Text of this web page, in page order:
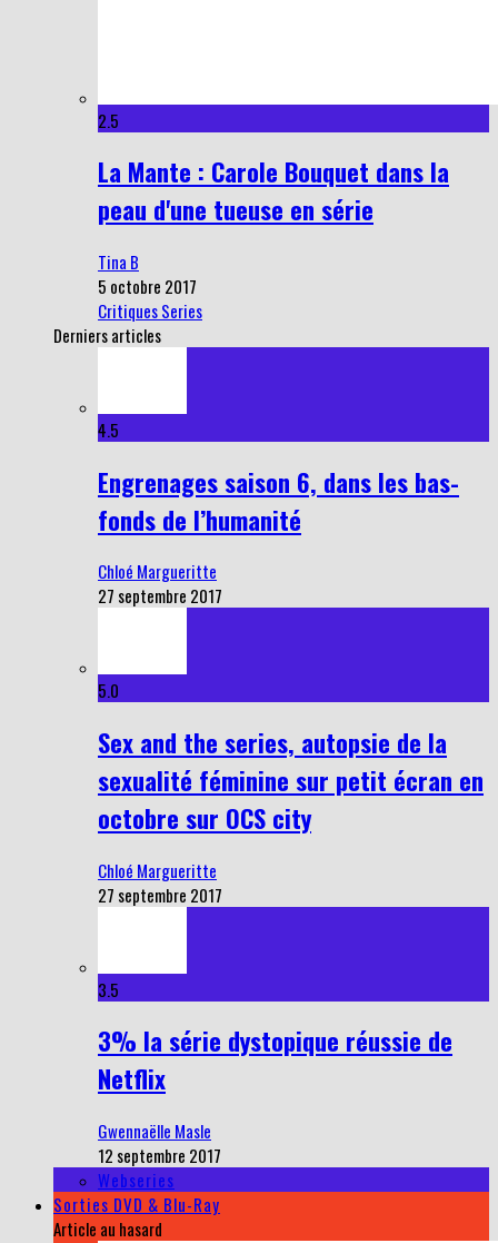
2.5
La Mante : Carole Bouquet dans la
peau d'une tueuse en série
Tina B
5 octobre 2017
Critiques Series
Derniers articles
4.5
Engrenages saison 6, dans les bas-
fonds de l’humanité
Chloé Margueritte
27 septembre 2017
5.0
Sex and the series, autopsie de la
sexualité féminine sur petit écran en
octobre sur OCS city
Chloé Margueritte
27 septembre 2017
3.5
3% la série dystopique réussie de
Netflix
Gwennaëlle Masle
12 septembre 2017
Webseries
Sorties DVD & Blu-Ray
Article au hasard